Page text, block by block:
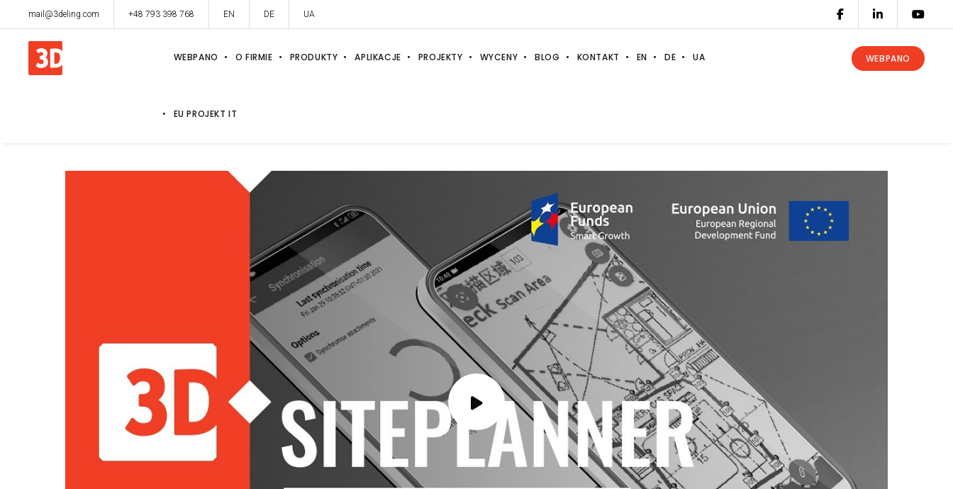
mail@3deling.com +48 793 398 768 EN DE UA
WEBPANO O FIRMIE PRODUKTY APLIKACJE PROJEKTY WYCENY BLOG KONTAKT EN DE UA
EU PROJEKT IT
WEBPANO